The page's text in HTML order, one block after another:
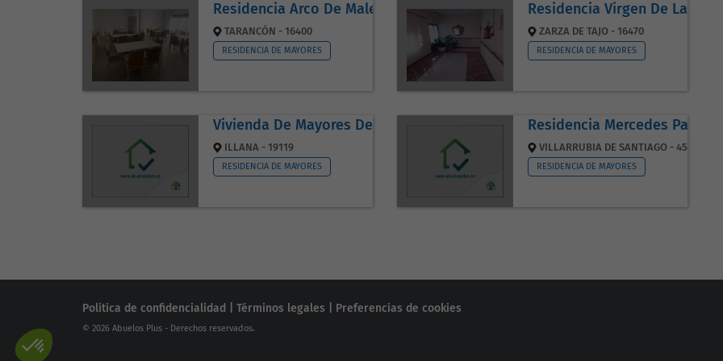
Residencia Arco De Malena
TARANCÓN - 16400
RESIDENCIA DE MAYORES
Residencia Virgen De Las
ZARZA DE TAJO - 16470
RESIDENCIA DE MAYORES
Vivienda De Mayores De Illana
ILLANA - 19119
RESIDENCIA DE MAYORES
Residencia Mercedes Patiño
VILLARRUBIA DE SANTIAGO - 45360
RESIDENCIA DE MAYORES
Politica de confidencialidad Términos legales Preferencias de cookies
© 2026 Abuelos Plus - Derechos reservados.